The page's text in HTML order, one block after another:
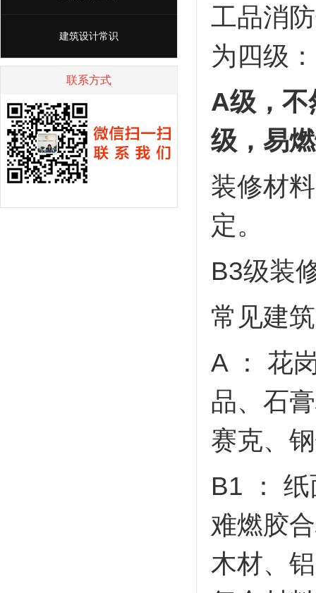
建筑设计常识
联系方式
工品消
为四级：
A级，不
级，易
装修材
定。
B3级装
常见建
A ： 花
品、石
赛克、
B1 ：
难燃胶
木材、